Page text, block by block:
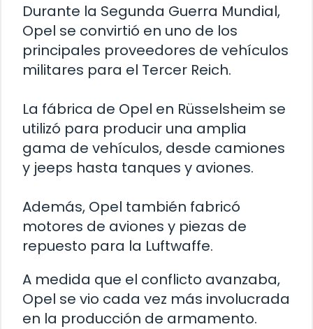
Durante la Segunda Guerra Mundial,
Opel se convirtió en uno de los
principales proveedores de vehículos
militares para el Tercer Reich.
La fábrica de Opel en Rüsselsheim se
utilizó para producir una amplia
gama de vehículos, desde camiones
y jeeps hasta tanques y aviones.
Además, Opel también fabricó
motores de aviones y piezas de
repuesto para la Luftwaffe.
A medida que el conflicto avanzaba,
Opel se vio cada vez más involucrada
en la producción de armamento.